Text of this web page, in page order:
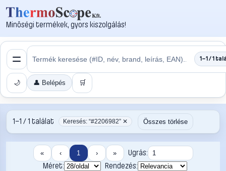
Minőségi termékek, gyors kiszolgálás!
1–1 / 1
🌙 👤 Belépés 🛒
1–1 / 1 találat Keresés: “#2206982” ✕ Összes törlése
« ‹ 1 › »
Ugrás:
Méret:
Rendezés: